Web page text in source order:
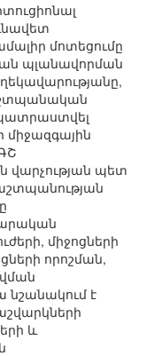
մոտեցումը
պլանավորման
միջազգային
պետ
միջոցների
որոշման,
նշանակում է
և